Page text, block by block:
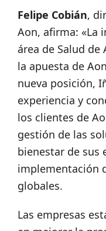
Felipe Cobián,
Aon, afirma: «La
área de Salud de
la apuesta de
nueva posición,
experiencia y
los clientes de
gestión de las
bienestar de sus
implementación
globales.
Las empresas